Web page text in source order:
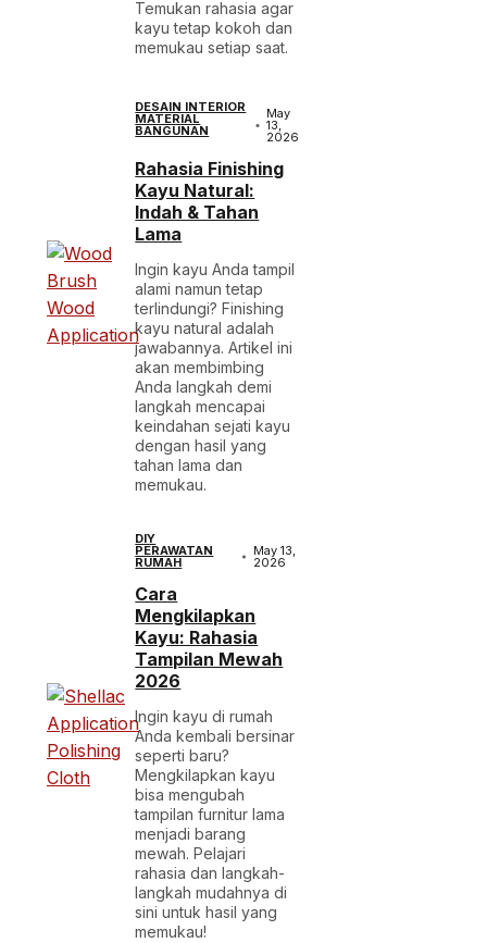
Temukan rahasia agar
kayu tetap kokoh dan
memukau setiap saat.
DESAIN INTERIOR
MATERIAL
BANGUNAN
May
13,
2026
Rahasia Finishing
Kayu Natural:
Indah & Tahan
Lama
Ingin kayu Anda tampil
alami namun tetap
terlindungi? Finishing
kayu natural adalah
jawabannya. Artikel ini
akan membimbing
Anda langkah demi
langkah mencapai
keindahan sejati kayu
dengan hasil yang
tahan lama dan
memukau.
DIY
PERAWATAN
RUMAH
May 13,
2026
Cara
Mengkilapkan
Kayu: Rahasia
Tampilan Mewah
2026
Ingin kayu di rumah
Anda kembali bersinar
seperti baru?
Mengkilapkan kayu
bisa mengubah
tampilan furnitur lama
menjadi barang
mewah. Pelajari
rahasia dan langkah-
langkah mudahnya di
sini untuk hasil yang
memukau!